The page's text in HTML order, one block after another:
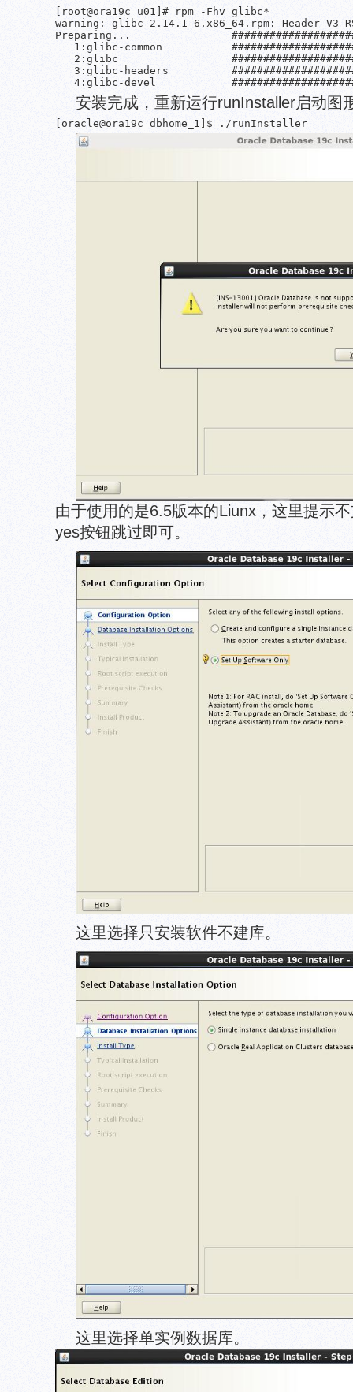
[root@ora19c u01]# rpm -Fhv glibc*
warning: glibc-2.14.1-6.x86_64.rpm: Header V3
Preparing...
1:glibc-common
2:glibc
3:glibc-headers
安装完成，重新运行runInstaller启动图
由于使用的是6.5版本的Liunx，这里提示
yes按钮跳过即可。
这里选择只安装软件不建库。
这里选择单实例数据库。